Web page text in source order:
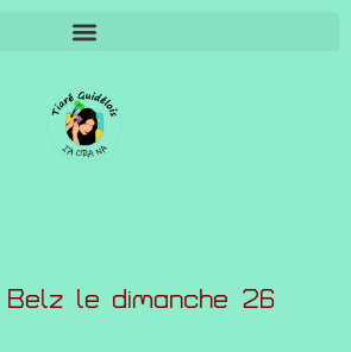
Belz le dimanche 26